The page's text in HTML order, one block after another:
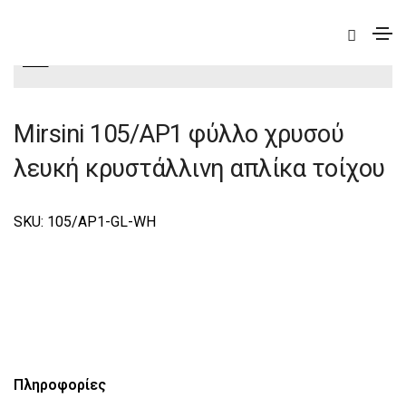
Mirsini Φωτιστικά Τοίχου-Απλίκες
Mirsini 105/AP1 φύλλο χρυσού
λευκή κρυστάλλινη απλίκα τοίχου
SKU: 105/AP1-GL-WH
Πληροφορίες